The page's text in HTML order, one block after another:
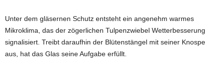
Unter dem gläsernen Schutz entsteht ein angenehm warmes
Mikroklima, das der zögerlichen Tulpenzwiebel Wetterbesserung
signalisiert. Treibt daraufhin der Blütenstängel mit seiner Knospe
aus, hat das Glas seine Aufgabe erfüllt.